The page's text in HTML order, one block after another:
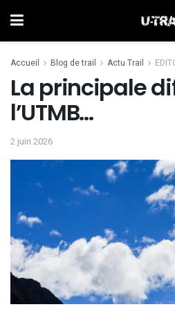
Accueil Blog de trail Actu Trail
La principale
l’UTMB…
2 juin 2026